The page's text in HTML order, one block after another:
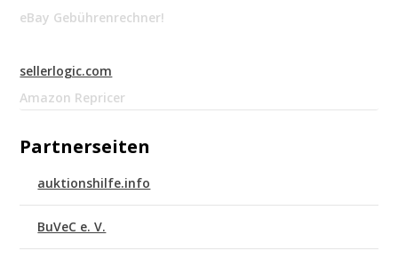
eBay Gebührenrechner!
sellerlogic.com
Amazon Repricer
Partnerseiten
auktionshilfe.info
BuVeC e. V.